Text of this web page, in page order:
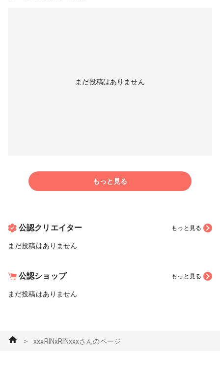
まだ投稿はありません
もっと見る
公認クリエイター もっと見る
まだ投稿はありません
公認ショップ もっと見る
まだ投稿はありません
＞ xxxRINxRINxxxさんのページ